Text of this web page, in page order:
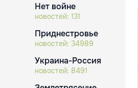
Нет войне
новостей: 131
Приднестровье
новостей: 34989
Украина-Россия
новостей: 8491